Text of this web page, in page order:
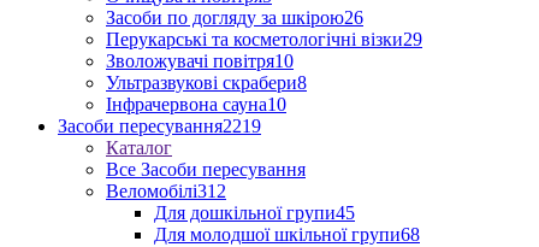
Засоби по догляду за шкірою26
Перукарські та косметологічні візки29
Зволожувачі повітря10
Ультразвукові скрабери8
Інфрачервона сауна10
Засоби пересування2219
Каталог
Все Засоби пересування
Веломобілі312
Для дошкільної групи45
Для молодшої шкільної групи68